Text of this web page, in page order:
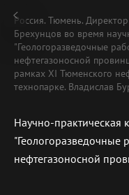
Россия. Тюмень.
Брехунцов во время
"Геологоразведочные
нефтегазоносной
рамках XI Тюменского
технопарке. Владислав
Научно-практическая
"Геологоразведочные
нефтегазоносной